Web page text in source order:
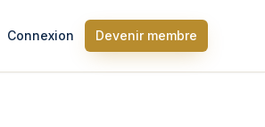
Connexion Devenir membre